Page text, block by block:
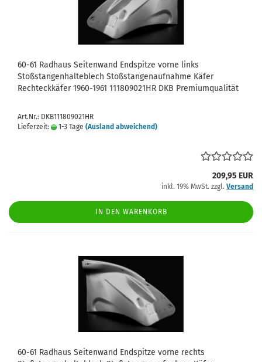
60-61 Radhaus Seitenwand Endspitze vorne links
Stoßstangenhalteblech Stoßstangenaufnahme Käfer
Rechteckkäfer 1960-1961 111809021HR DKB Premiumqualität
Art.Nr.: DKB111809021HR
Lieferzeit:
1-3 Tage (Ausland abweichend)
209,95 EUR
inkl. 19% MwSt. zzgl. Versand
IN DEN WARENKORB
60-61 Radhaus Seitenwand Endspitze vorne rechts